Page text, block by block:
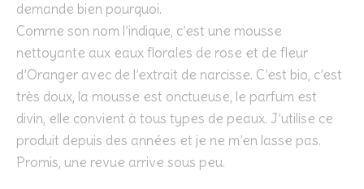
demande bien pourquoi.
Comme son nom l’indique, c’est une mousse
nettoyante aux eaux florales de rose et de fleur
d’Oranger avec de l’extrait de narcisse. C’est bio, c’est
très doux, la mousse est onctueuse, le parfum est
divin, elle convient à tous types de peaux. J’utilise ce
produit depuis des années et je ne m’en lasse pas.
Promis, une revue arrive sous peu.